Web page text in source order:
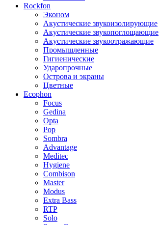
Rockfon
Эконом
Акустические звукоизолирующие
Акустические звукопоглощающие
Акустические звукоотражающие
Промышленные
Гигиенические
Ударопрочные
Острова и экраны
Цветные
Ecophon
Focus
Gedina
Opta
Pop
Sombra
Advantage
Meditec
Hygiene
Combison
Master
Modus
Extra Bass
RTP
Solo